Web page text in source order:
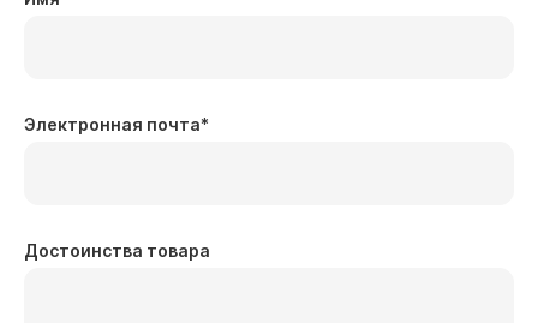
Электронная почта*
Достоинства товара